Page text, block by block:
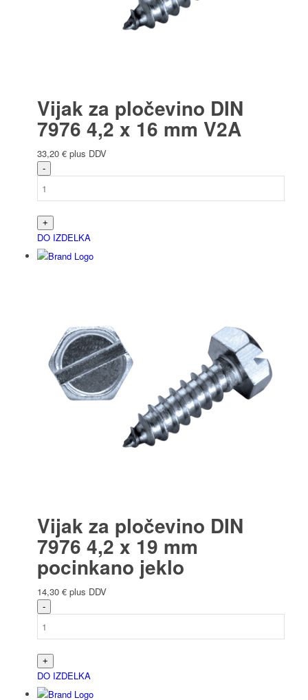
Vijak za pločevino DIN
7976 4,2 x 16 mm V2A
33,20 € plus DDV
DO IZDELKA
Vijak za pločevino DIN
7976 4,2 x 19 mm
pocinkano jeklo
14,30 € plus DDV
DO IZDELKA